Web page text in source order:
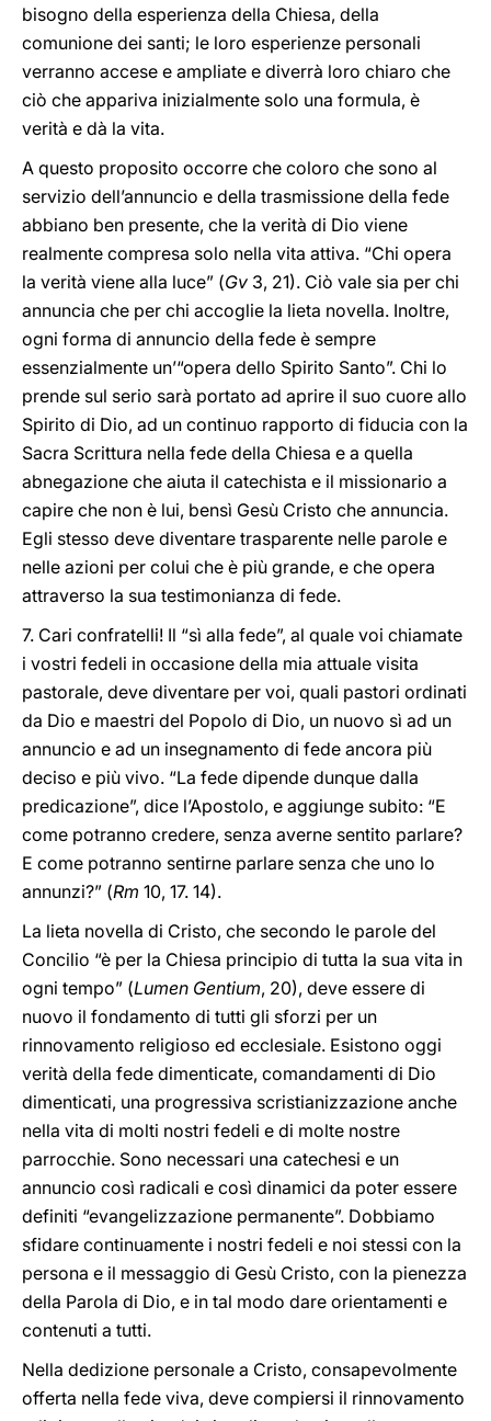
bisogno della esperienza della Chiesa, della
comunione dei santi; le loro esperienze personali
verranno accese e ampliate e diverrà loro chiaro che
ciò che appariva inizialmente solo una formula, è
verità e dà la vita.
A questo proposito occorre che coloro che sono al
servizio dell’annuncio e della trasmissione della fede
abbiano ben presente, che la verità di Dio viene
realmente compresa solo nella vita attiva. “Chi opera
la verità viene alla luce” (Gv 3, 21). Ciò vale sia per chi
annuncia che per chi accoglie la lieta novella. Inoltre,
ogni forma di annuncio della fede è sempre
essenzialmente un’“opera dello Spirito Santo”. Chi lo
prende sul serio sarà portato ad aprire il suo cuore allo
Spirito di Dio, ad un continuo rapporto di fiducia con la
Sacra Scrittura nella fede della Chiesa e a quella
abnegazione che aiuta il catechista e il missionario a
capire che non è lui, bensì Gesù Cristo che annuncia.
Egli stesso deve diventare trasparente nelle parole e
nelle azioni per colui che è più grande, e che opera
attraverso la sua testimonianza di fede.
7. Cari confratelli! Il “sì alla fede”, al quale voi chiamate
i vostri fedeli in occasione della mia attuale visita
pastorale, deve diventare per voi, quali pastori ordinati
da Dio e maestri del Popolo di Dio, un nuovo sì ad un
annuncio e ad un insegnamento di fede ancora più
deciso e più vivo. “La fede dipende dunque dalla
predicazione”, dice l’Apostolo, e aggiunge subito: “E
come potranno credere, senza averne sentito parlare?
E come potranno sentirne parlare senza che uno lo
annunzi?” (Rm 10, 17. 14).
La lieta novella di Cristo, che secondo le parole del
Concilio “è per la Chiesa principio di tutta la sua vita in
ogni tempo” (Lumen Gentium, 20), deve essere di
nuovo il fondamento di tutti gli sforzi per un
rinnovamento religioso ed ecclesiale. Esistono oggi
verità della fede dimenticate, comandamenti di Dio
dimenticati, una progressiva scristianizzazione anche
nella vita di molti nostri fedeli e di molte nostre
parrocchie. Sono necessari una catechesi e un
annuncio così radicali e così dinamici da poter essere
definiti “evangelizzazione permanente”. Dobbiamo
sfidare continuamente i nostri fedeli e noi stessi con la
persona e il messaggio di Gesù Cristo, con la pienezza
della Parola di Dio, e in tal modo dare orientamenti e
contenuti a tutti.
Nella dedizione personale a Cristo, consapevolmente
offerta nella fede viva, deve compiersi il rinnovamento